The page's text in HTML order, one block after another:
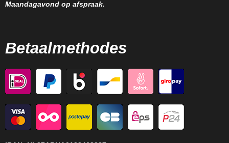
Maandagavond op afspraak.
Betaalmethodes